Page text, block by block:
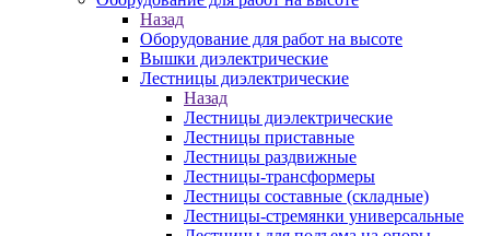
Назад
Оборудование для работ на высоте
Вышки диэлектрические
Лестницы диэлектрические
Назад
Лестницы диэлектрические
Лестницы приставные
Лестницы раздвижные
Лестницы-трансформеры
Лестницы составные (складные)
Лестницы-стремянки универсальные